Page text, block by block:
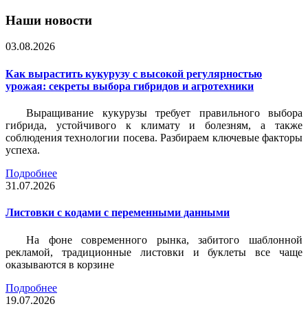
Наши новости
03.08.2026
Как вырастить кукурузу с высокой регулярностью
урожая: секреты выбора гибридов и агротехники
Выращивание кукурузы требует правильного выбора
гибрида, устойчивого к климату и болезням, а также
соблюдения технологии посева. Разбираем ключевые факторы
успеха.
Подробнее
31.07.2026
Листовки c кодами с переменными данными
На фоне современного рынка, забитого шаблонной
рекламой, традиционные листовки и буклеты все чаще
оказываются в корзине
Подробнее
19.07.2026